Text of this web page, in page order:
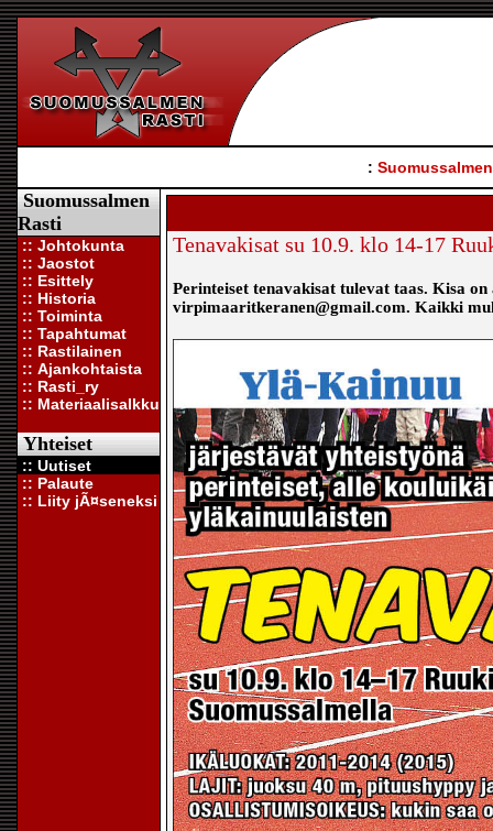
:
Suomussalmen
Rasti
:: Johtokunta
:: Jaostot
:: Esittely
:: Historia
:: Toiminta
:: Tapahtumat
:: Rastilainen
:: Ajankohtaista
:: Rasti_ry
:: Materiaalisalkku
Yhteiset
:: Uutiset
:: Palaute
:: Liity jÃ¤seneksi
Tenavakisat su 10.9. klo 14-17
Perinteiset tenavakisat tulevat taas. Kisa
virpimaaritkeranen@gmail.com. Kaikki